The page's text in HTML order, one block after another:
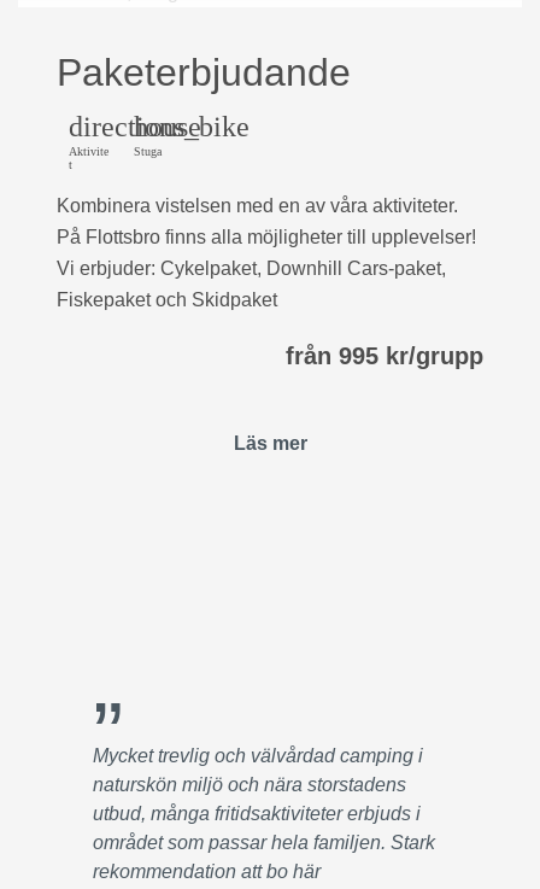
Paketerbjudande
directions_bike
Aktivite
t
house
Stuga
Kombinera vistelsen med en av våra aktiviteter.
På Flottsbro finns alla möjligheter till upplevelser!
Vi erbjuder: Cykelpaket, Downhill Cars-paket,
Fiskepaket och Skidpaket
från 995 kr/grupp
Läs mer
”
Mycket trevlig och välvårdad camping i
naturskön miljö och nära storstadens
utbud, många fritidsaktiviteter erbjuds i
området som passar hela familjen. Stark
rekommendation att bo här